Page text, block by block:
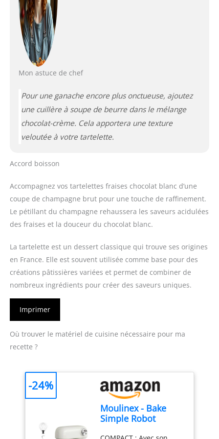
Mon astuce de chef
Pour une ganache encore plus onctueuse, ajoutez
une cuillère à soupe de beurre dans le mélange
chocolat-crème. Cela apportera une texture
veloutée à votre tartelette.
Accord boisson
Accompagnez vos tartelettes fraises chocolat blanc d’une
coupe de champagne brut pour une touche de raffinement.
Le pétillant du champagne rehaussera les saveurs acidulées
des fraises et la douceur du chocolat blanc.
La tartelette est un dessert classique qui trouve ses origines
en France. Elle est souvent utilisée comme base pour des
créations pâtissières variées et permet de combiner de
nombreux ingrédients pour créer des saveurs uniques.
Imprimer
Où trouver le matériel de cuisine nécessaire pour ma
recette ?
Moulinex - Bake
Simple Robot
-24%